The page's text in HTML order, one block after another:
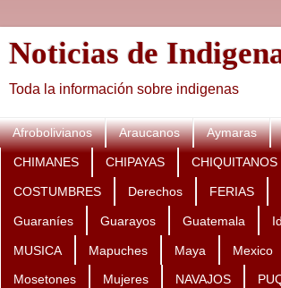
Noticias de
Toda la información sobre indigenas
Afrobolivianos Araucanos Aymaras
CHIMANES CHIPAYAS CHIQUITANOS
COSTUMBRES Derechos FERIAS
Guaraníes Guarayos Guatemala
MUSICA Mapuches Maya Mexico
Mosetones Mujeres NAVAJOS